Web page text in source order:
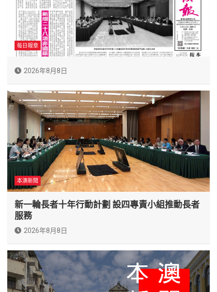
每日報章
2026年8月8日
本澳新聞
新一輪長者十年行動計劃 設四專責小組推動長者
服務
2026年8月8日